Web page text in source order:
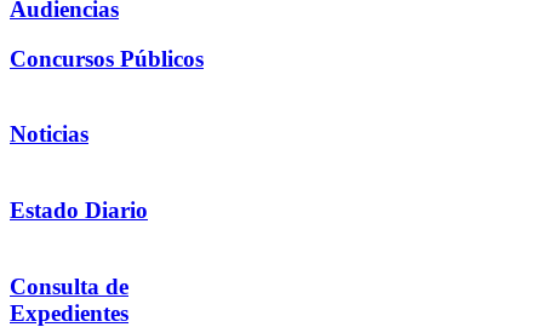
Audiencias
Concursos Públicos
Noticias
Estado Diario
Consulta de
Expedientes